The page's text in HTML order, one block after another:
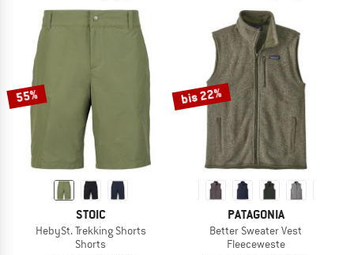
55%
STOIC
HebySt. Trekking Shorts
Shorts
bis 22%
PATAGONIA
Better Sweater Vest
Fleeceweste